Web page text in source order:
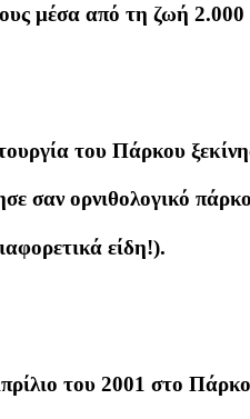
μέσα από τη ζωή
του Πάρκου
σαν ορνιθολογικό
είδη!).
του 2001 στο